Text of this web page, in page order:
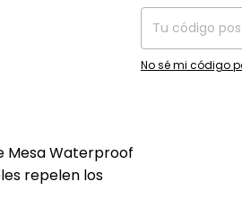
No sé mi código
Mesa Waterproof
repelen los